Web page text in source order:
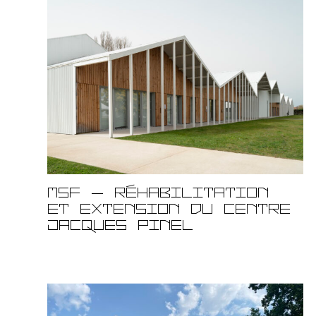
MSF – Réhabilitation
et extension du centre
Jacques Pinel